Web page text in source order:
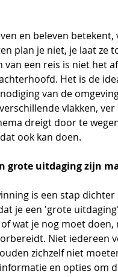
en beleven
plan je niet, je laat ze
van een reis is niet het
Het is de
van de
vlakken,
dreigt door te
ook kan doen.
grote uitdaging zijn
is een stap
je een 'grote
wat je nog moet
Niet iedereen
zichzelf niet
en opties om